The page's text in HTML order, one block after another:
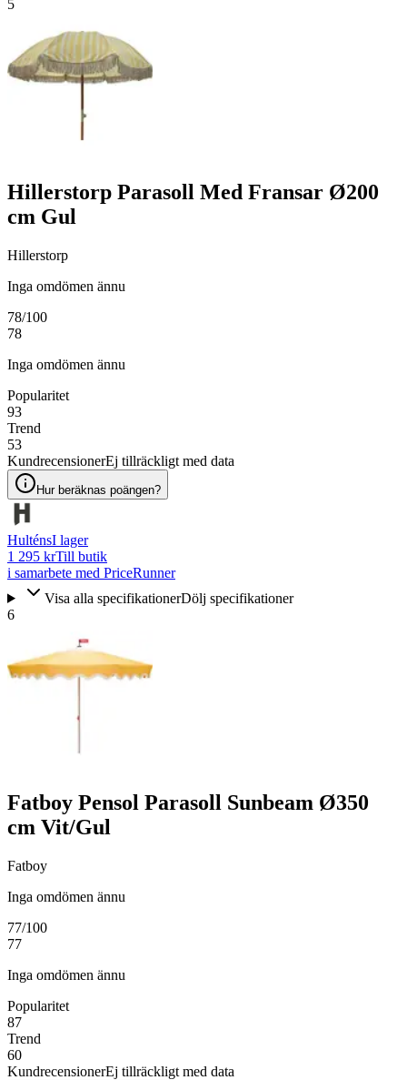
5
Hillerstorp Parasoll Med Fransar Ø200
cm Gul
Hillerstorp
Inga omdömen ännu
78/100
78
Inga omdömen ännu
Popularitet
93
Trend
53
KundrecensionerEj tillräckligt med data
Hur beräknas poängen?
HulténsI lager
1 295 krTill butik
i samarbete med PriceRunner
Visa alla specifikationerDölj specifikationer
6
Fatboy Pensol Parasoll Sunbeam Ø350
cm Vit/Gul
Fatboy
Inga omdömen ännu
77/100
77
Inga omdömen ännu
Popularitet
87
Trend
60
KundrecensionerEj tillräckligt med data